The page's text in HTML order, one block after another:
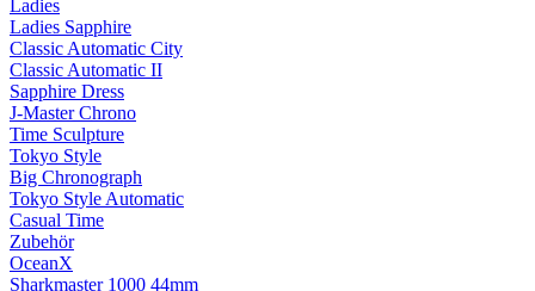
Ladies
Ladies Sapphire
Classic Automatic City
Classic Automatic II
Sapphire Dress
J-Master Chrono
Time Sculpture
Tokyo Style
Big Chronograph
Tokyo Style Automatic
Casual Time
Zubehör
OceanX
Sharkmaster 1000 44mm